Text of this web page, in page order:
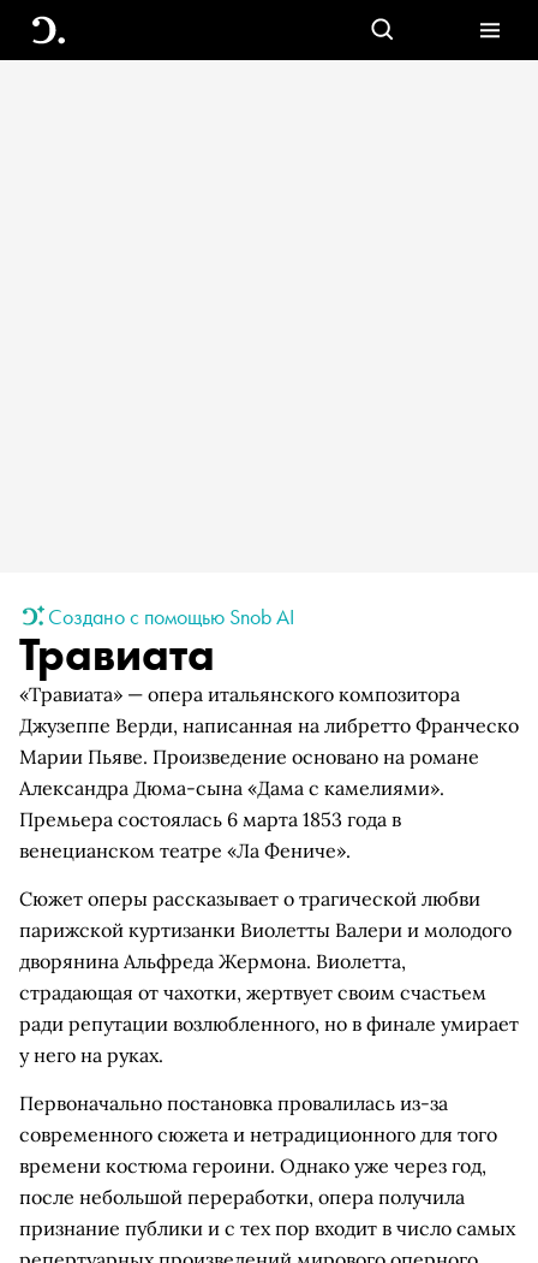
Создано с помощью Snob AI
Травиата
«Травиата» — опера итальянского композитора
Джузеппе Верди, написанная на либретто Франческо
Марии Пьяве. Произведение основано на романе
Александра Дюма-сына «Дама с камелиями».
Премьера состоялась 6 марта 1853 года в
венецианском театре «Ла Фениче».
Сюжет оперы рассказывает о трагической любви
парижской куртизанки Виолетты Валери и молодого
дворянина Альфреда Жермона. Виолетта,
страдающая от чахотки, жертвует своим счастьем
ради репутации возлюбленного, но в финале умирает
у него на руках.
Первоначально постановка провалилась из-за
современного сюжета и нетрадиционного для того
времени костюма героини. Однако уже через год,
после небольшой переработки, опера получила
признание публики и с тех пор входит в число самых